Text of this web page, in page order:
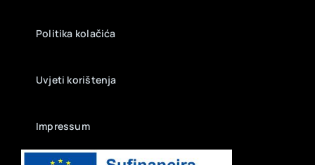
Politika kolačića
Uvjeti korištenja
Impressum